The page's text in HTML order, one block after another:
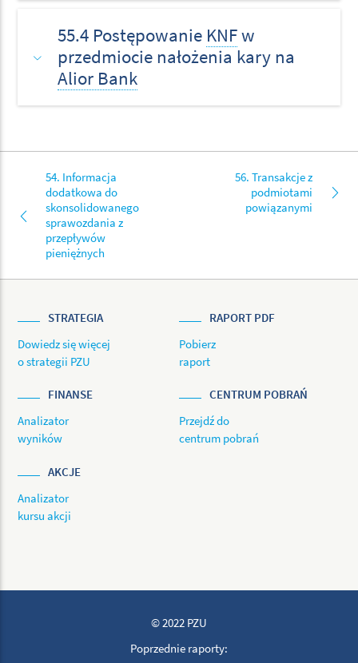
55.4 Postępowanie KNFw
przedmiocie nałożenia kary na
Alior Bank
54. Informacja
dodatkowa do
skonsolidowanego
sprawozdania z
przepływów
pieniężnych
56. Transakcje z
podmiotami
powiązanymi
STRATEGIA
Dowiedz się więcej
o strategii PZU
RAPORT PDF
Pobierz
raport
FINANSE
Analizator
wyników
CENTRUM POBRAŃ
Przejdź do
centrum pobrań
AKCJE
Analizator
kursu akcji
© 2022 PZU
Poprzednie raporty: